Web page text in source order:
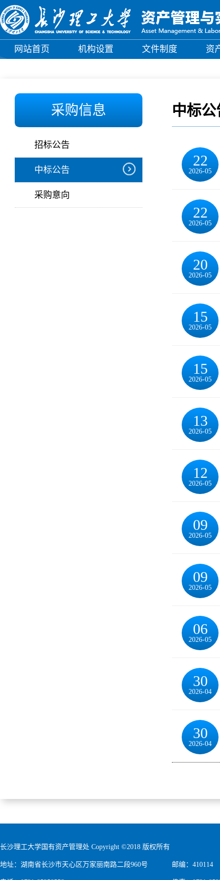
网站首页 机构设置 文件制度 资
采购信息
招标公告
中标公告
采购意向
中标公
22
2026-05
22
2026-05
20
2026-05
15
2026-05
15
2026-05
13
2026-05
12
2026-05
09
2026-05
09
2026-05
06
2026-05
30
2026-04
30
2026-04
长沙理工大学国有资产管理处 Copyright ©2018 版权所有
地址：湖南省长沙市天心区万家丽南路二段960号 邮编：410114